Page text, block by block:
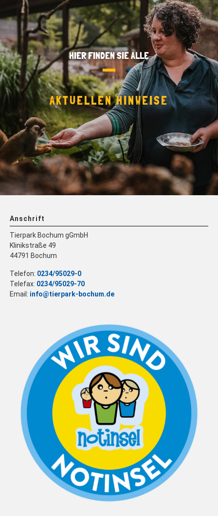
HIER FINDEN SIE ALLE
AKTUELLEN HINWEISE
Anschrift
Tierpark Bochum gGmbH
Klinikstraße 49
44791 Bochum
Telefon: 0234/95029-0
Telefax: 0234/95029-70
Email: info@tierpark-bochum.de